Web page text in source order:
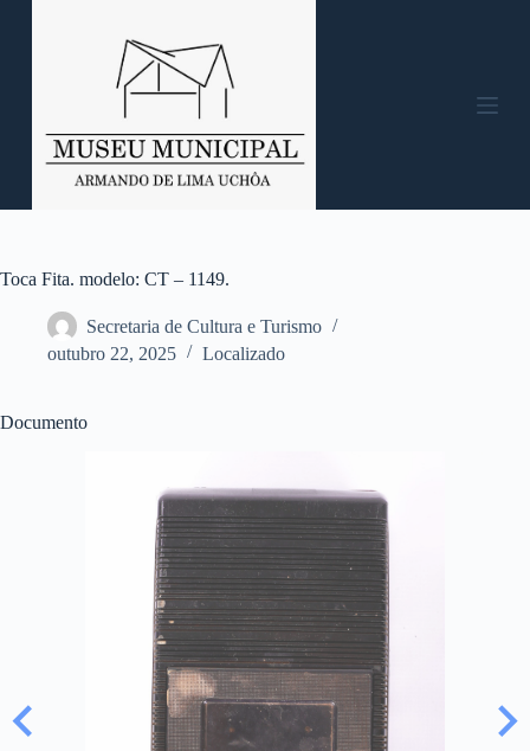
o
n
Toca Fita. modelo: CT – 1149.
Secretaria de Cultura e Turismo
outubro 22, 2025
Localizado
Documento